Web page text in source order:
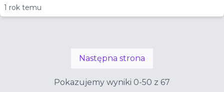
1 rok temu
Następna strona
Pokazujemy wyniki 0-50 z 67